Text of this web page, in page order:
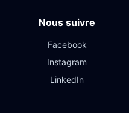
Nous suivre
Facebook
Instagram
LinkedIn